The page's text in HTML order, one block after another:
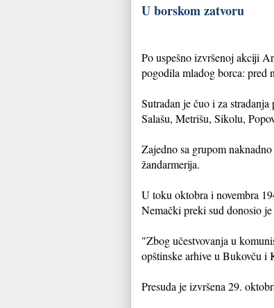
U borskom zatvoru
Po uspešno izvršenoj akciji
pogodila mladog borca: pred
Sutradan je čuo i za
Salašu, Metrišu, Sikolu,
Zajedno sa grupom
žandarmerija.
U toku oktobra i novembra
Nemački preki sud donosio
"Zbog učestvovanja u
opštinske arhive u Bukovču i
Presuda je izvršena 29.